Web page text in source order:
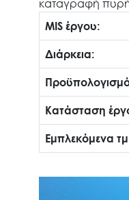
καταγραφή
MIS έργου:
Διάρκεια:
Κατάσταση
Εμπλεκόμενα